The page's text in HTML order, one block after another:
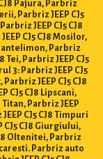
Pajura, Parbriz
Parbriz JEEP CJ5
JEEP CJ5 CJ8
CJ5 CJ8 Mosilor,
Pantelimon, Parbriz
Tei, Parbriz JEEP CJ5
3: Parbriz JEEP CJ5
JEEP CJ5 CJ8
CJ5 CJ8 Lipscani,
Titan, Parbriz JEEP
CJ5 CJ8 Timpuri
CJ5 CJ8 Giurgiului,
Oltenitei, Parbriz
Parbriz auto